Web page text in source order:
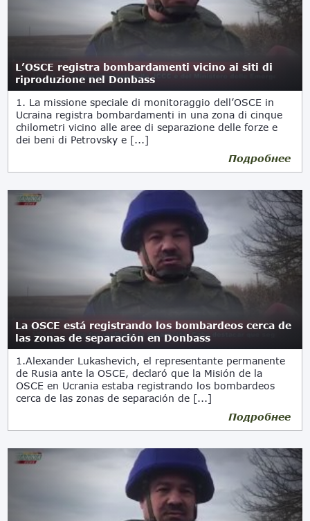
L’OSCE registra bombardamenti vicino ai siti di
riproduzione nel Donbass
1. La missione speciale di monitoraggio dell’OSCE in
Ucraina registra bombardamenti in una zona di cinque
chilometri vicino alle aree di separazione delle forze e
dei beni di Petrovsky e [...]
Подробнее
La OSCE está registrando los bombardeos cerca de
las zonas de separación en Donbass
1.Alexander Lukashevich, el representante permanente
de Rusia ante la OSCE, declaró que la Misión de la
OSCE en Ucrania estaba registrando los bombardeos
cerca de las zonas de separación de [...]
Подробнее